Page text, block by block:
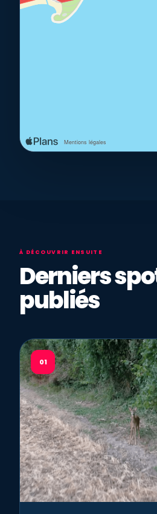
À DÉCOUVRIR ENSUITE
Derniers
publiés
01